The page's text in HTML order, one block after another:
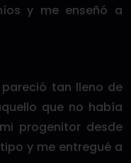
y me enseñó a
tan lleno de
que no había
progenitor desde
y me entregué a